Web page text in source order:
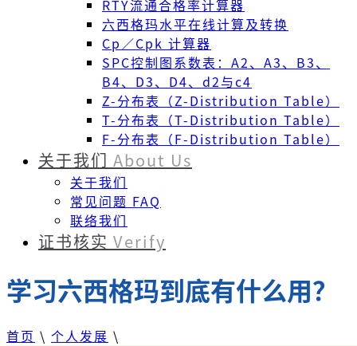
RTY流通合格率计算器
六西格玛水平在线计算及转换
Cp／Cpk 计算器
SPC控制图系数表：A2、A3、B3、
B4、D3、D4、d2与c4
Z-分布表（Z-Distribution Table）
T-分布表（T-Distribution Table）
F-分布表（F-Distribution Table）
关于我们 About Us
关于我们
常见问题 FAQ
联络我们
证书核实 Verify
学习六西格玛到底有什么用？
首页 \ 个人发展 \